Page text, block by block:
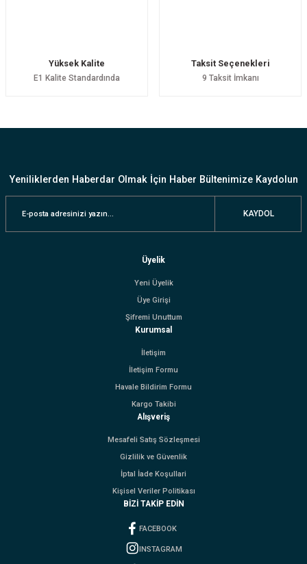
Yüksek Kalite
E1 Kalite Standardında
Taksit Seçenekleri
9 Taksit İmkanı
Yeniliklerden Haberdar Olmak İçin Haber Bültenimize Kaydolun
KAYDOL
Üyelik
Yeni Üyelik
Üye Girişi
Şifremi Unuttum
Kurumsal
İletişim
İletişim Formu
Havale Bildirim Formu
Kargo Takibi
Alışveriş
Mesafeli Satış Sözleşmesi
Gizlilik ve Güvenlik
İptal İade Koşullari
Kişisel Veriler Politikası
BİZİ TAKİP EDİN
FACEBOOK
INSTAGRAM